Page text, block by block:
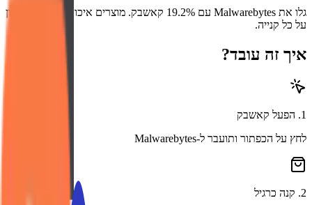
גלו את Malwarebytes עם 19.2% קאשבק. מוצרים איכותיים ועוד חיסכון
על כל קנייה.
איך זה עובד?
1
. הפעל קאשבק
לחץ על הכפתור ותועבר ל-Malwarebytes
2
. קנה כרגיל